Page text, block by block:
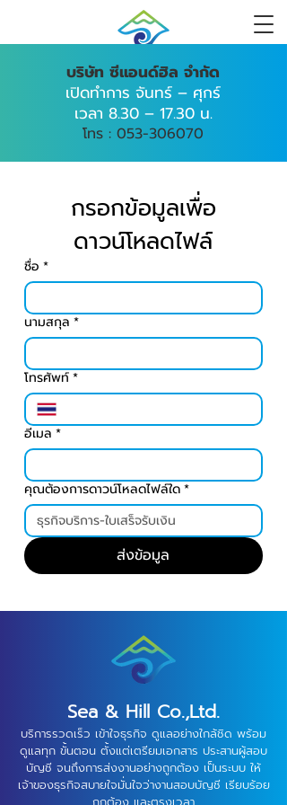
บริษัท ซีแอนด์ฮิล จำกัด
เปิดทำการ จันทร์ – ศุกร์
เวลา 8.30 – 17.30 น.
โทร : 053-306070
กรอกข้อมูลเพื่อ
ดาวน์โหลดไฟล์
ชื่อ *
นามสกุล *
โทรศัพท์*
อีเมล *
คุณต้องการดาวน์โหลดไฟล์ใด*
ส่งข้อมูล
Sea & Hill Co.,​Ltd.
บริการรวดเร็ว เข้าใจธุรกิจ ดูแลอย่างใกล้ชิด พร้อม
ดูแลทุก ขั้นตอน ตั้งแต่เตรียมเอกสาร ประสานผู้สอบ
บัญชี จนถึงการส่งงานอย่างถูกต้อง เป็นระบบ ให้
เจ้าของธุรกิจสบายใจมั่นใจว่างานสอบบัญชี เรียบร้อย